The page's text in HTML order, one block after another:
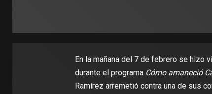
En la mañana del 7 de febrero se hizo
durante el programa Cómo amaneció
Ramírez arremetió contra una de sus